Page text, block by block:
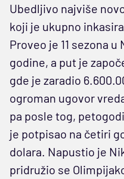
Ubedljivo najviše
koji je ukupno
Proveo je 11 sezona u
godine, a put je
gde je zaradio
ogroman ugovor
pa posle tog,
je potpisao na četiri
dolara. Napustio je
pridružio se